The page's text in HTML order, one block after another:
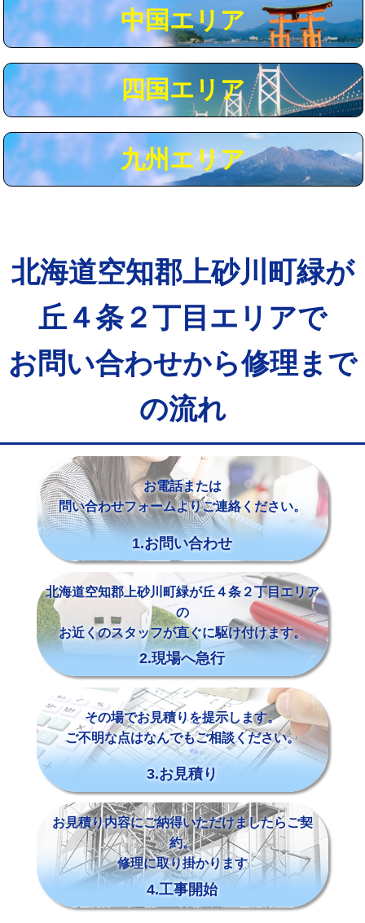
追加人工 16,500円
※給水管工事は20mmまでの価格です。
中国エリア
四国エリア
九州エリア
北海道空知郡上砂川町緑が
丘４条２丁目エリアで
お問い合わせから修理まで
の流れ
お電話または
問い合わせフォームよりご連絡ください。
1.お問い合わせ
北海道空知郡上砂川町緑が丘４条２丁目エリア
の
お近くのスタッフが直ぐに駆け付けます。
2.現場へ急行
その場でお見積りを提示します。
ご不明な点はなんでもご相談ください。
3.お見積り
お見積り内容にご納得いただけましたらご契
約。
修理に取り掛かります
4.工事開始